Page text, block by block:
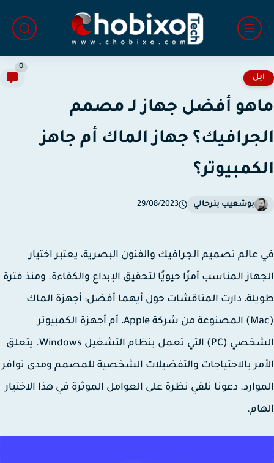
أفضل جهاز لـ مصمم
جهاز الماك أم جاهز
بوشعيب بنرحالي 29/08/2023
تصميم الجرافيك والفنون البصرية، يعتبر اختيار
المناسب أمرًا حيويًا لتحقيق الإبداع والكفاءة. ومنذ فترة
دارت المناقشات حول أيهما أفضل: أجهزة الماك
(Mac) المصنوعة من شركة Apple، أم أجهزة الكمبيوتر
الشخصي (PC) التي تعمل بنظام التشغيل Windows. يتعلق
بالاحتياجات والتفضيلات الشخصية للمصمم ومدى توافر
دعونا نلقي نظرة على العوامل المؤثرة في هذا الاختيار